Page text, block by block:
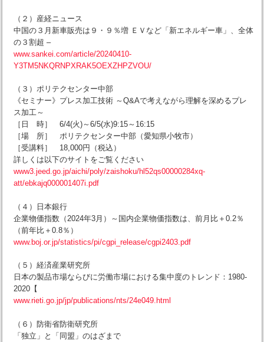
（２）産経ニュース
中国の３月新車販売は９・９％増 ＥＶなど「新エネルギー車」、全体
の３割超 –
www.sankei.com/article/20240410-
Y3TM5NKQRNPXRAK5OEXZHPZVOU/
（３）ポリテクセンター中部
《セミナー》プレス加工技術 ～Q&Aで考えながら理解を深めるプレ
ス加工～
［日 時］ 6/4(火)～6/5(水)9:15～16:15
［場 所］ ポリテクセンター中部（愛知県小牧市）
［受講料］ 18,000円（税込）
詳しくは以下のサイトをご覧ください
www3.jeed.go.jp/aichi/poly/zaishoku/hl52qs00000284xq-
att/ebkajq000001407i.pdf
（４）日本銀行
企業物価指数（2024年3月）～国内企業物価指数は、前月比＋0.2％
（前年比＋0.8％）
www.boj.or.jp/statistics/pi/cgpi_release/cgpi2403.pdf
（５）経済産業研究所
日本の製品市場ならびに労働市場における集中度のトレンド：1980-
2020【
www.rieti.go.jp/jp/publications/nts/24e049.html
（６）防衛省防衛研究所
「独立」と「同盟」のはざまで